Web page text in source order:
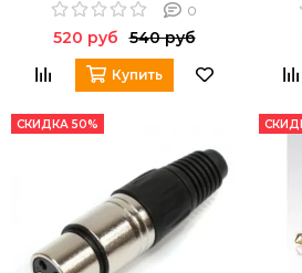
0
520 руб 540 руб
Купить
СКИДКА 50%